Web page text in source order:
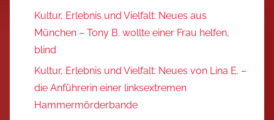
Kultur, Erlebnis und Vielfalt: Neues aus
München – Tony B. wollte einer Frau helfen,
blind
Kultur, Erlebnis und Vielfalt: Neues von Lina E. –
die Anführerin einer linksextremen
Hammermörderbande